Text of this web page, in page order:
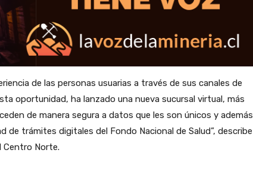
de las personas usuarias a través de sus canales de
oportunidad, ha lanzado una nueva sucursal virtual, más
de manera segura a datos que les son únicos y además
de trámites digitales del Fondo Nacional de Salud”, describe
Centro Norte.